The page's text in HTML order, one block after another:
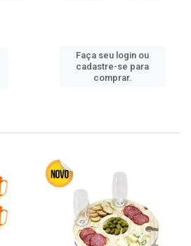
Faça seu login ou
cadastre-se para
comprar.